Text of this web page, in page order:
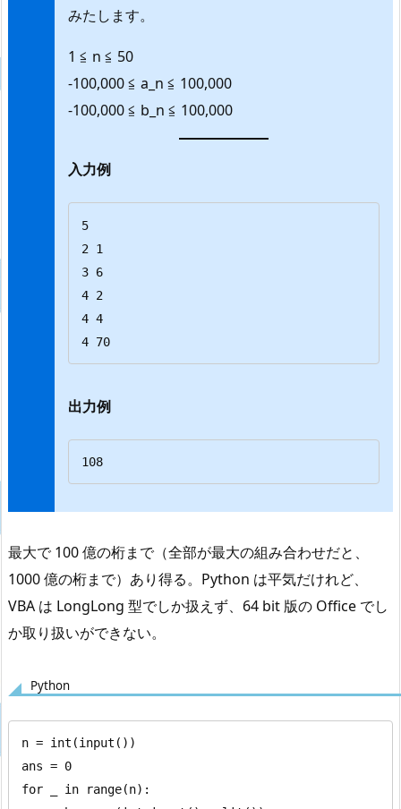
みたします。
1 ≦ n ≦ 50
-100,000 ≦ a_n ≦ 100,000
-100,000 ≦ b_n ≦ 100,000
入力例
5
2 1
3 6
4 2
4 4
4 70
出力例
108
最大で 100 億の桁まで（全部が最大の組み合わせだと、
1000 億の桁まで）あり得る。Python は平気だけれど、
VBA は LongLong 型でしか扱えず、64 bit 版の Office でし
か取り扱いができない。
Python
n = int(input())
ans = 0
for _ in range(n):